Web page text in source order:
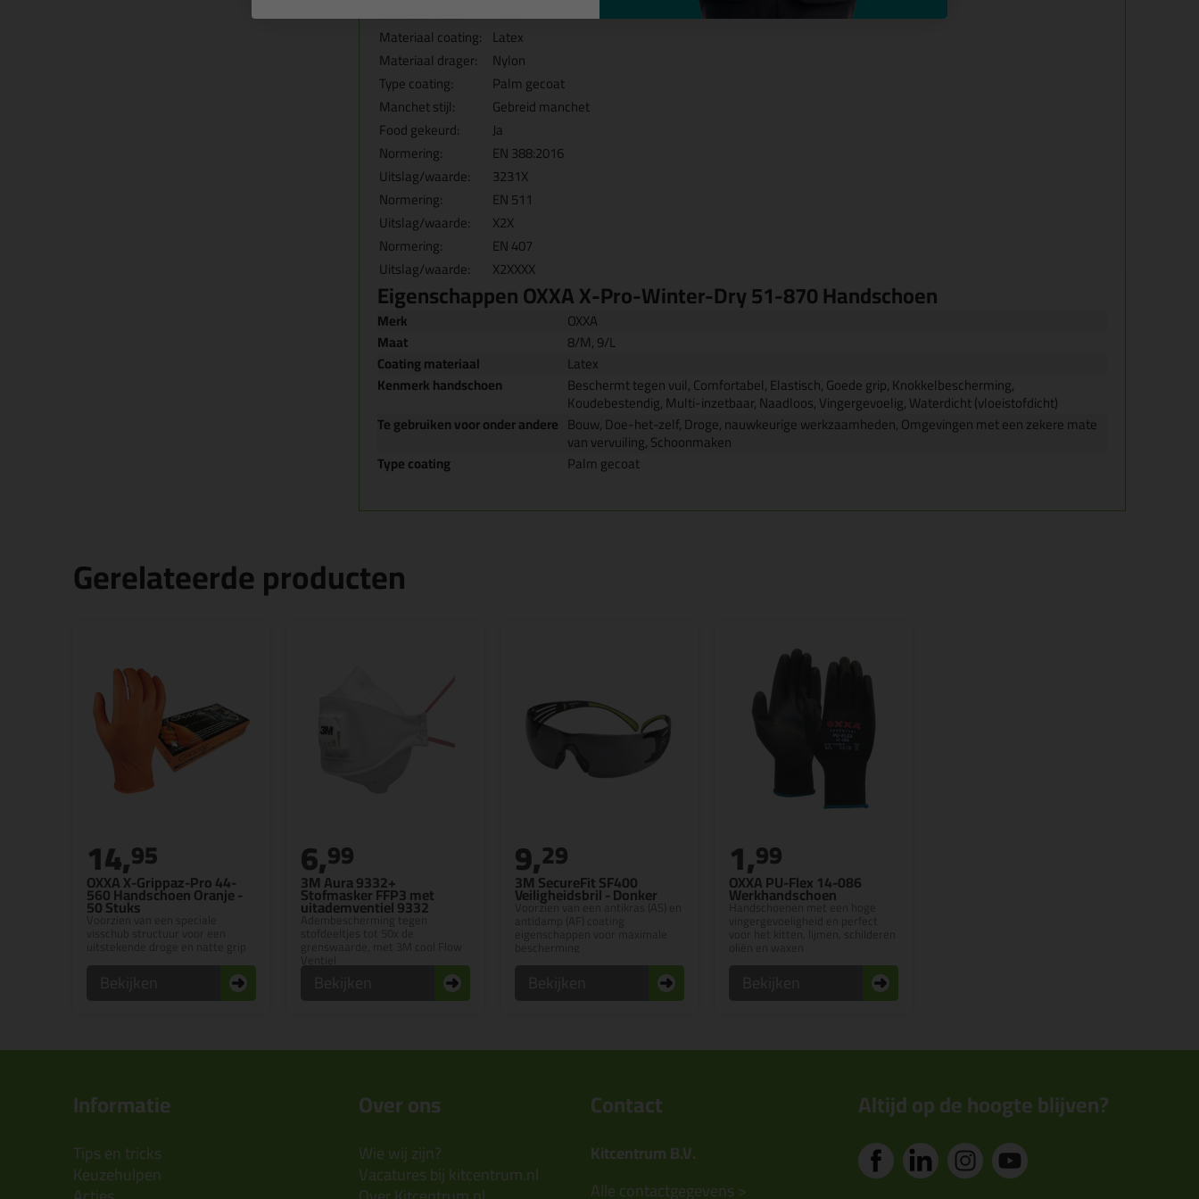
Grootste maat:
10/XL
Materiaal coating: Latex
Materiaal drager:
Nylon
Type coating:
Palm gecoat
Manchet stijl:
Gebreid manchet
Food gekeurd:
Ja
Normering:
EN 388:2016
Uitslag/waarde:
3231X
Normering:
EN 511
Uitslag/waarde:
X2X
Normering:
EN 407
Uitslag/waarde:
X2XXXX
Eigenschappen OXXA X-Pro-Winter-Dry 51-870 Handschoen
Merk
OXXA
Maat
8/M, 9/L
Coating materiaal
Latex
Kenmerk handschoen
Beschermt tegen vuil, Comfortabel, Elastisch, Goede grip, Knokkelbescherming,
Koudebestendig, Multi-inzetbaar, Naadloos, Vingergevoelig, Waterdicht (vloeistofdicht)
Te gebruiken voor onder andere Bouw, Doe-het-zelf, Droge, nauwkeurige werkzaamheden, Omgevingen met een zekere mate
van vervuiling, Schoonmaken
Type coating
Palm gecoat
Gerelateerde producten
OXXA X-Grippaz-Pro 44-
560 Handschoen Oranje -
50 Stuks
Voorzien van een speciale
14,95
3M Aura 9332+
Stofmasker FFP3 met
uitademventiel 9332
Adembescherming tegen
6,99
3M SecureFit SF400
Veiligheidsbril - Donker
Voorzien van een antikras (AS) en
9,29
OXXA PU-Flex 14-086
Werkhandschoen
Handschoenen met een hoge
1,99
Informatie
Tips en tricks
Keuzehulpen
Over ons
Wie wij zijn?
Vacatures bij kitcentrum.nl
Contact
Kitcentrum B.V.
Alle contactgegevens >
Altijd op de hoogte blijven?